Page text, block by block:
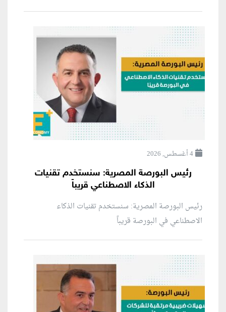
4 أغسطس, 2026
رئيس البورصة المصرية: سنستخدم تقنيات
الذكاء الاصطناعي قريباً
رئيس البورصة المصرية: سنستخدم تقنيات الذكاء
الاصطناعي في البورصة قريباً